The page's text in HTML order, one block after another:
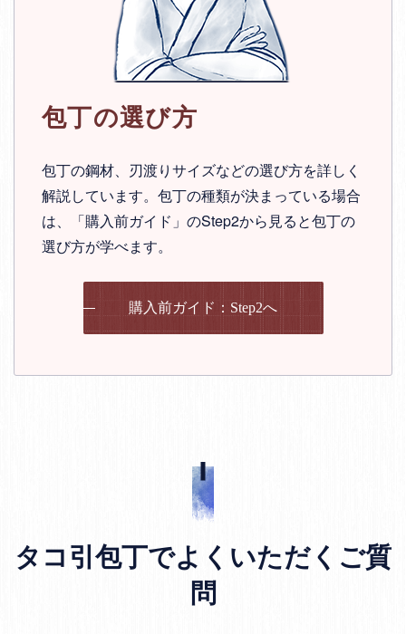
包丁の選び方
包丁の鋼材、刃渡りサイズなどの選び方を詳しく
解説しています。包丁の種類が決まっている場合
は、「購入前ガイド」のStep2から見ると包丁の
選び方が学べます。
購入前ガイド：Step2へ
タコ引包丁でよくいただくご質
問